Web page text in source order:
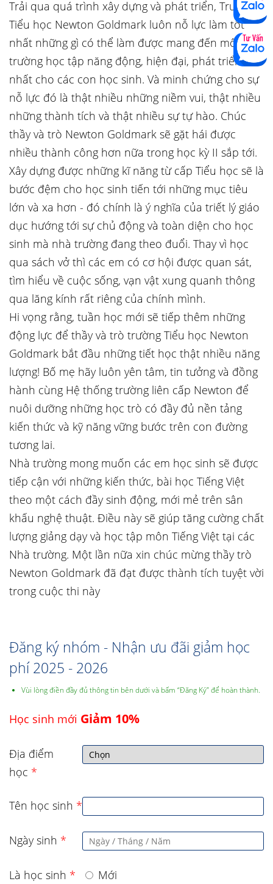
Trải qua quá trình xây dựng và phát triển, Trường
Tiểu học Newton Goldmark luôn nỗ lực làm tốt
nhất những gì có thể làm được mang đến môi
trường học tập năng động, hiện đại, phát triển
nhất cho các con học sinh. Và minh chứng cho sự
nỗ lực đó là thật nhiều những niềm vui, thật nhiều
những thành tích và thật nhiều sự tự hào. Chúc
thầy và trò Newton Goldmark sẽ gặt hái được
nhiều thành công hơn nữa trong học kỳ II sắp tới.
Xây dựng được những kĩ năng từ cấp Tiểu học sẽ là
bước đệm cho học sinh tiến tới những mục tiêu
lớn và xa hơn - đó chính là ý nghĩa của triết lý giáo
dục hướng tới sự chủ động và toàn diện cho học
sinh mà nhà trường đang theo đuổi. Thay vì học
qua sách vở thì các em có cơ hội được quan sát,
tìm hiểu về cuộc sống, vạn vật xung quanh thông
qua lăng kính rất riêng của chính mình.
Hi vọng rằng, tuần học mới sẽ tiếp thêm những
động lực để thầy và trò trường Tiểu học Newton
Goldmark bắt đầu những tiết học thật nhiều năng
lượng! Bố mẹ hãy luôn yên tâm, tin tưởng và đồng
hành cùng Hệ thống trường liên cấp Newton để
nuôi dưỡng những học trò có đầy đủ nền tảng
kiến thức và kỹ năng vững bước trên con đường
tương lai.
Nhà trường mong muốn các em học sinh sẽ được
tiếp cận với những kiến thức, bài học Tiếng Việt
theo một cách đầy sinh động, mới mẻ trên sân
khấu nghệ thuật. Điều này sẽ giúp tăng cường chất
lượng giảng dạy và học tập môn Tiếng Việt tại các
Nhà trường. Một lần nữa xin chúc mừng thầy trò
Newton Goldmark đã đạt được thành tích tuyệt vời
trong cuộc thi này
Đăng ký nhóm - Nhận ưu đãi giảm học
phí 2025 - 2026
Vùi lòng điền đầy đủ thông tin bên dưới và bấm “Đăng Ký” để hoàn thành.
Học sinh mới Giảm 10%
Địa điểm
học *
Tên học sinh *
Ngày sinh *
Là học sinh * Mới